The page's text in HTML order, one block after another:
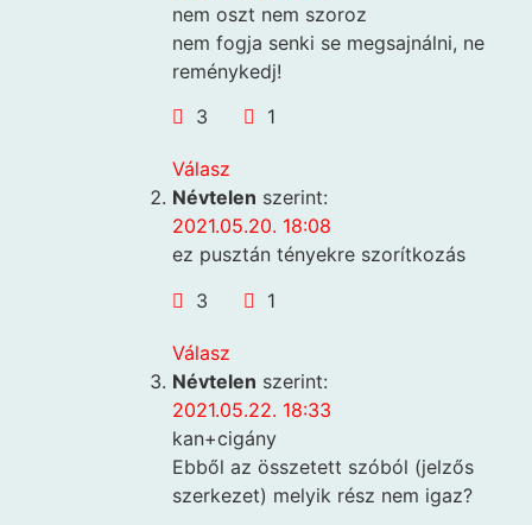
nem oszt nem szoroz
nem fogja senki se megsajnálni, ne
reménykedj!
3
1
Válasz
Névtelen szerint:
2021.05.20. 18:08
ez pusztán tényekre szorítkozás
3
1
Válasz
Névtelen szerint:
2021.05.22. 18:33
kan+cigány
Ebből az összetett szóból (jelzős
szerkezet) melyik rész nem igaz?